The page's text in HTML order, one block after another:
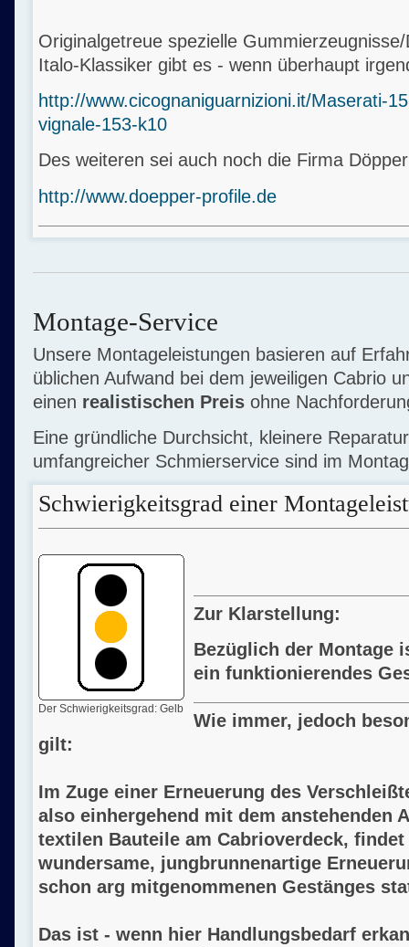
Originalgetreue spezielle
Italo-Klassiker gibt es - wenn überhaupt
http://www.cicognaniguarnizioni.it/Maserati-
vignale-153-k10
Des weiteren sei auch noch die Firma
http://www.doepper-profile.de
Montage-Service
Unsere Montageleistungen basieren auf
üblichen Aufwand bei dem jeweiligen Cabrio
einen realistischen Preis ohne
Eine gründliche Durchsicht, kleinere
umfangreicher Schmierservice sind im
Schwierigkeitsgrad einer
Der Schwierigkeitsgrad: Gelb
Zur Klarstellung:
Bezüglich der Montage
ein funktionierendes
Wie immer, jedoch
gilt:
Im Zuge einer Erneuerung des
also einhergehend mit dem anstehenden
textilen Bauteile am Cabrioverdeck,
wundersame, jungbrunnenartige
schon arg mitgenommenen Gestänges
Das ist - wenn hier Handlungsbedarf